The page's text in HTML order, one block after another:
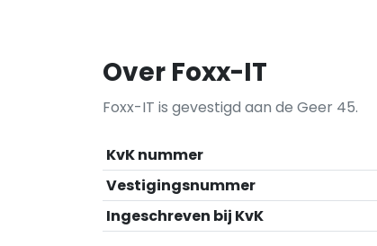
Over Foxx-IT
Foxx-IT is gevestigd aan de Geer 45.
KvK nummer
Vestigingsnummer
Ingeschreven bij KvK